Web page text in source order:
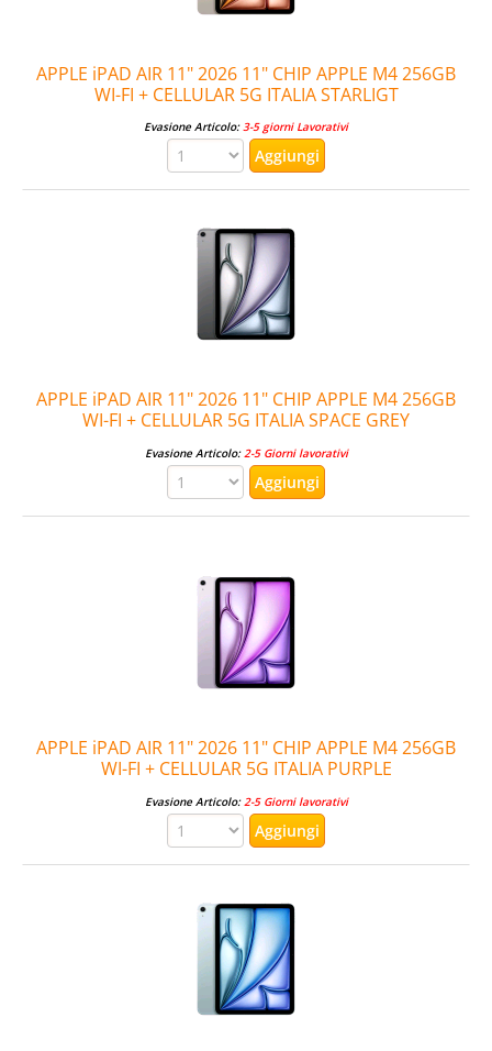
APPLE iPAD AIR 11" 2026 11" CHIP APPLE M4 256GB
WI-FI + CELLULAR 5G ITALIA STARLIGT
Evasione Articolo:3-5 giorni Lavorativi
APPLE iPAD AIR 11" 2026 11" CHIP APPLE M4 256GB
WI-FI + CELLULAR 5G ITALIA SPACE GREY
Evasione Articolo:2-5 Giorni lavorativi
APPLE iPAD AIR 11" 2026 11" CHIP APPLE M4 256GB
WI-FI + CELLULAR 5G ITALIA PURPLE
Evasione Articolo:2-5 Giorni lavorativi